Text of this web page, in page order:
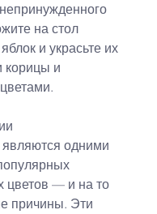
на стол
и украсьте их
корицы и
являются одними
цветов — и на то
причины. Эти